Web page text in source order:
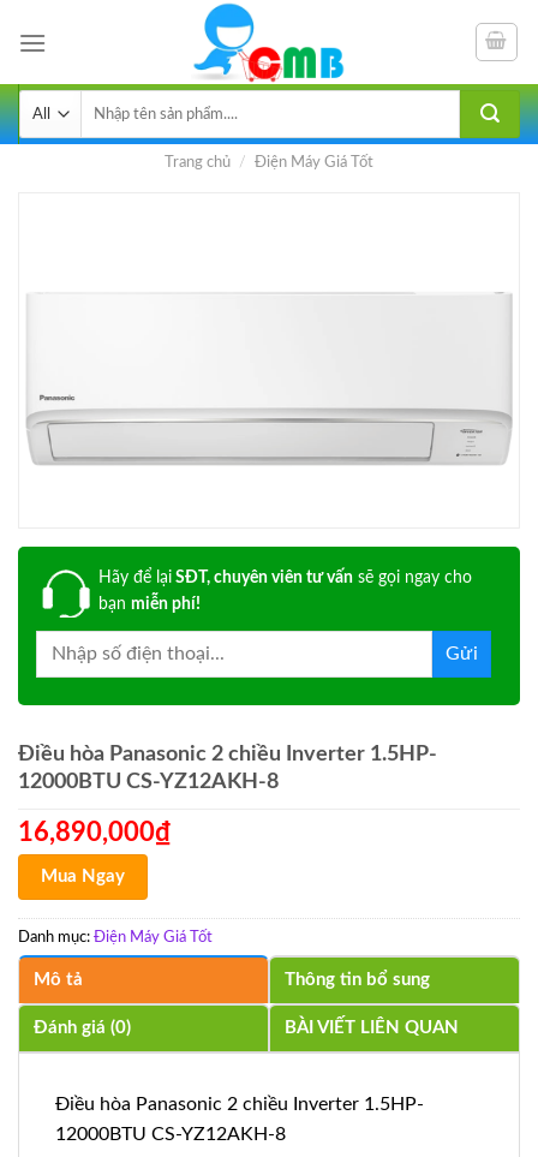
kiếm:
Trang chủ / Điện Máy Giá Tốt
Hãy để lại SĐT, chuyên viên tư vấn sẽ gọi ngay cho
bạn miễn phí!
Điều hòa Panasonic 2 chiều Inverter 1.5HP-
12000BTU CS-YZ12AKH-8
16,890,000₫
Mua Ngay
Danh mục: Điện Máy Giá Tốt
Mô tả Thông tin bổ sung
Đánh giá (0) BÀI VIẾT LIÊN QUAN
Điều hòa Panasonic 2 chiều Inverter 1.5HP-
12000BTU CS-YZ12AKH-8